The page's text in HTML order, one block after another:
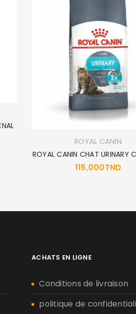
Se souvenir de moi
ROYAL CANIN
ROYAL CANIN CHAT URINARY
115,000TND
ACHATS EN LIGNE
Conditions de livraison
politique de